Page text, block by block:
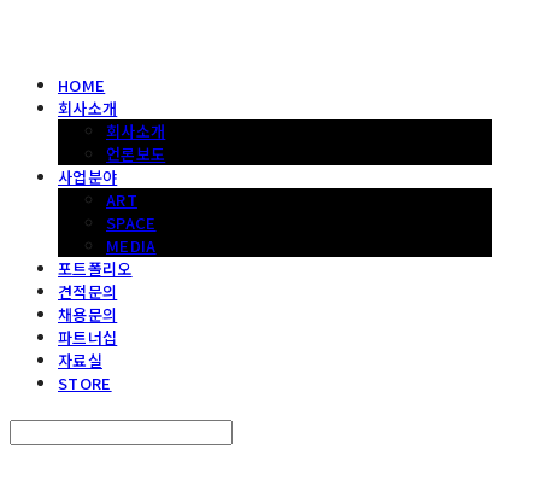
HOME
회사소개
회사소개
언론보도
사업분야
ART
SPACE
MEDIA
포트폴리오
견적문의
채용문의
파트너십
자료실
STORE